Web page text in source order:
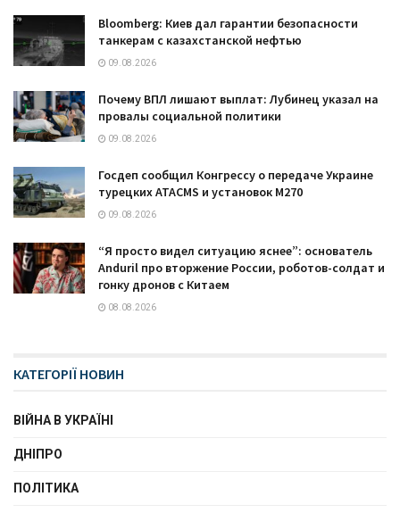
Bloomberg: Киев дал гарантии безопасности
танкерам с казахстанской нефтью
09.08.2026
Почему ВПЛ лишают выплат: Лубинец указал на
провалы социальной политики
09.08.2026
Госдеп сообщил Конгрессу о передаче Украине
турецких ATACMS и установок M270
09.08.2026
“Я просто видел ситуацию яснее”: основатель
Anduril про вторжение России, роботов-солдат и
гонку дронов с Китаем
08.08.2026
КАТЕГОРІЇ НОВИН
ВІЙНА В УКРАЇНІ
ДНІПРО
ПОЛІТИКА